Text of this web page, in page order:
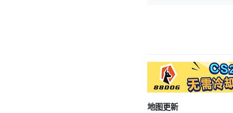
地图更新